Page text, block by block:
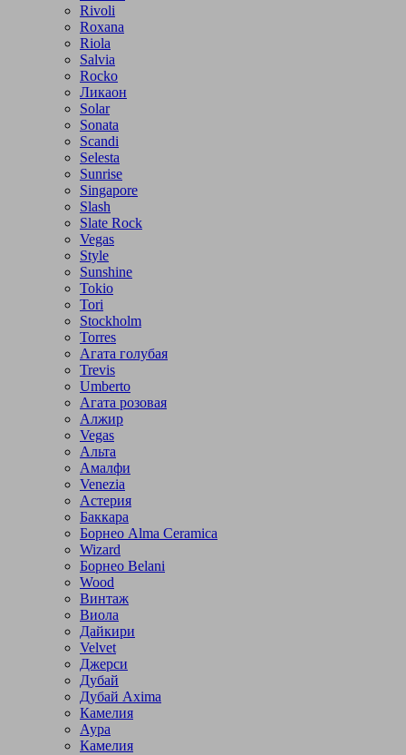
Rivoli
Roxana
Riola
Salvia
Rocko
Ликаон
Solar
Sonata
Scandi
Selesta
Sunrise
Singapore
Slash
Slate Rock
Vegas
Style
Sunshine
Tokio
Tori
Stockholm
Torres
Агата голубая
Trevis
Umberto
Агата розовая
Алжир
Vegas
Альта
Амалфи
Venezia
Астерия
Баккара
Борнео Alma Ceramica
Wizard
Борнео Belani
Wood
Винтаж
Виола
Дайкири
Velvet
Джерси
Дубай
Дубай Axima
Камелия
Аура
Камелия